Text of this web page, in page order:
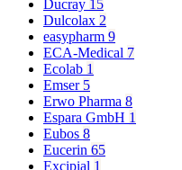
Ducray 15
Dulcolax 2
easypharm 9
ECA-Medical 7
Ecolab 1
Emser 5
Erwo Pharma 8
Espara GmbH 1
Eubos 8
Eucerin 65
Excipial 1